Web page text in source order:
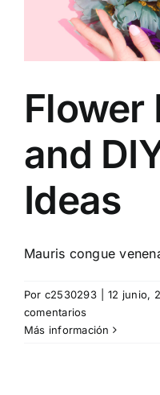
Flower
and
Ideas
Mauris congue
Por c2530293 12 junio,
comentarios
Más información